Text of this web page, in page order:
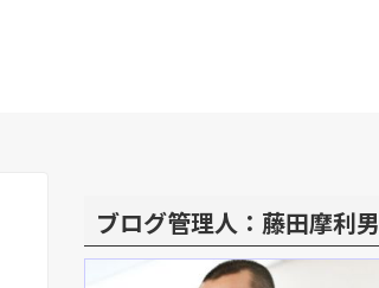
ブログ管理人：藤田摩利男